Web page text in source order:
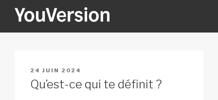
YOUVERSION
PUBLIÉ
LE
24 JUIN 2024
Qu’est-ce qui te définit ?